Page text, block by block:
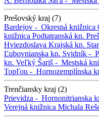
Prešovský kraj (7)
Bardejov - Okresná knižnica
knižnica Podtatranská kn.
Hviezdoslava Krajská kn.
Ľubovnianska kn. Svidník -
kn. Veľký Šariš - Mestská
Topľou - Hornozemplínska
Trenčiansky kraj (2)
Prievidza - Hornonitrianska
Verejná knižnica Michala